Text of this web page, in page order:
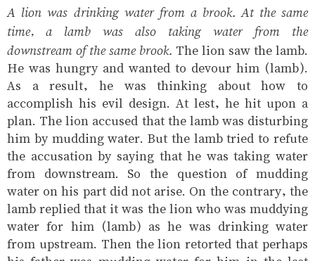
A lion was drinking water from a brook. At the same
time, a lamb was also taking water from the
downstream of the same brook. The lion saw the lamb.
He was hungry and wanted to devour him (lamb).
As a result, he was thinking about how to
accomplish his evil design. At lest, he hit upon a
plan. The lion accused that the lamb was disturbing
him by mudding water. But the lamb tried to refute
the accusation by saying that he was taking water
from downstream. So the question of mudding
water on his part did not arise. On the contrary, the
lamb replied that it was the lion who was muddying
water for him (lamb) as he was drinking water
from upstream. Then the lion retorted that perhaps